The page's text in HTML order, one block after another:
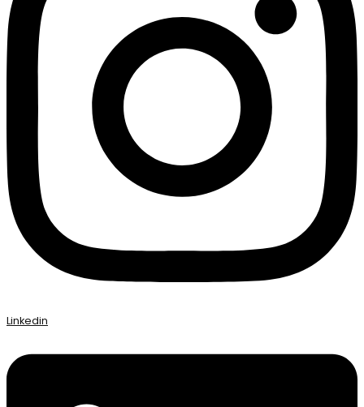
Linkedin